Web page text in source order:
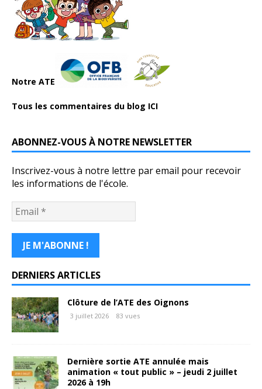
Notre ATE
Tous les commentaires du blog ICI
ABONNEZ-VOUS À NOTRE NEWSLETTER
Inscrivez-vous à notre lettre par email pour recevoir
les informations de l'école.
DERNIERS ARTICLES
Clôture de l’ATE des Oignons
3 juillet 2026 83 vues
Dernière sortie ATE annulée mais
animation « tout public » – jeudi 2 juillet
2026 à 19h